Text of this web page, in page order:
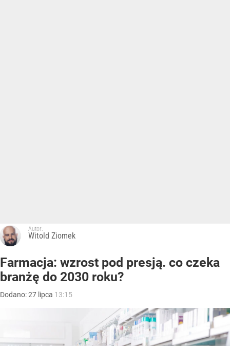
Autor:
Witold Ziomek
Farmacja: wzrost pod presją. co czeka
branżę do 2030 roku?
Dodano:27 lipca 13:15